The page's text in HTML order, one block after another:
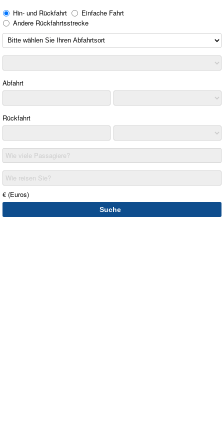
Hin- und Rückfahrt
Einfache Fahrt
Andere Rückfahrtsstrecke
Abfahrt
Rückfahrt
Wie viele Passagiere?
Wie reisen Sie?
€ (Euros)
Suche